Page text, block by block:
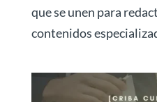
que se unen para
contenidos